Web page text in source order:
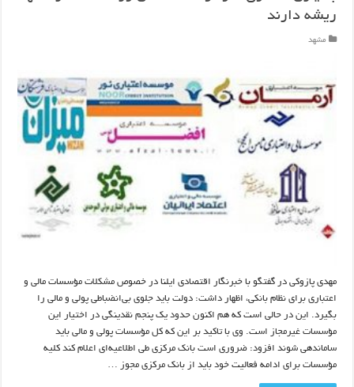
ریشه دارند
مشهد
مهدی پازوکی‌ در گفتگو با خبرنگار اقتصادی ایلنا در خصوص مشکلات مؤسسات مالی و
اعتباری برای نظام بانکی، اظهار داشت: دولت باید جلوی بی‌انضباطی پولی و مالی را
بگیرد. این در حالی است که هم اکنون حدود یک پنجم نقدینگی‌ در اختیار این
مؤسسات غیرمجاز است. وی با تاکید بر این که کل مؤسسات پولی و مالی باید
ساماندهی شوند افزود: ضروری است بانک مرکزی طی اطلاعیه‌ای اعلام کند کلیه
مؤسسات برای ادامه فعالیت خود باید از بانک مرکزی مجوز …